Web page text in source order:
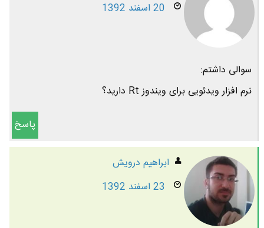
20 اسفند 1392
سوالی داشتم:
نرم افزار ویدئویی برای ویندوز Rt دارید؟
پاسخ
ابراهیم درویش
23 اسفند 1392